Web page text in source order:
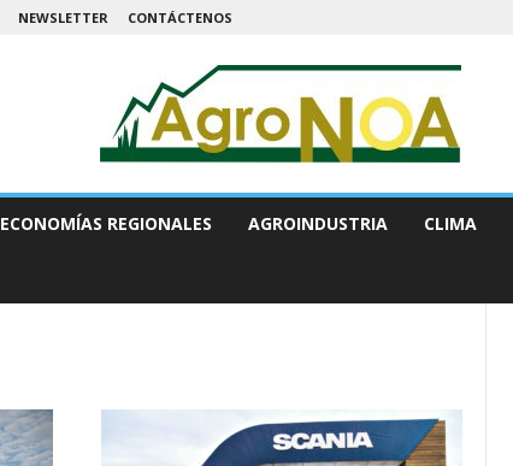
NEWSLETTER CONTÁCTENOS
ECONOMÍAS REGIONALES AGROINDUSTRIA CLIMA